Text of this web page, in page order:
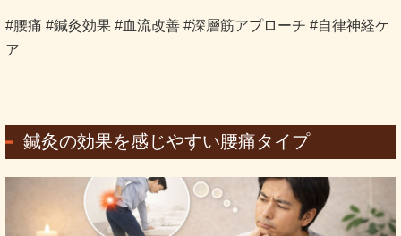
#腰痛 #鍼灸効果 #血流改善 #深層筋アプローチ #自律神経ケ
ア
鍼灸の効果を感じやすい腰痛タイプ